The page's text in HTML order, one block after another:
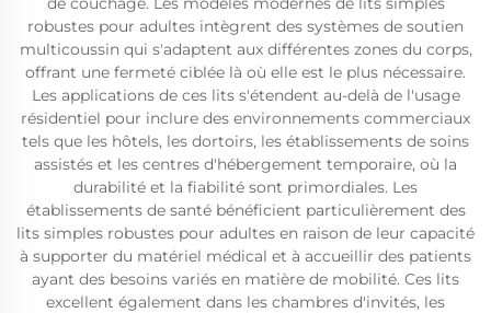
robustes pour adultes intègrent des systèmes de soutien
multicoussin qui s'adaptent aux différentes zones du corps,
offrant une fermeté ciblée là où elle est le plus nécessaire.
Les applications de ces lits s'étendent au-delà de l'usage
résidentiel pour inclure des environnements commerciaux
tels que les hôtels, les dortoirs, les établissements de soins
assistés et les centres d'hébergement temporaire, où la
durabilité et la fiabilité sont primordiales. Les
établissements de santé bénéficient particulièrement des
lits simples robustes pour adultes en raison de leur capacité
à supporter du matériel médical et à accueillir des patients
ayant des besoins variés en matière de mobilité. Ces lits
excellent également dans les chambres d'invités, les